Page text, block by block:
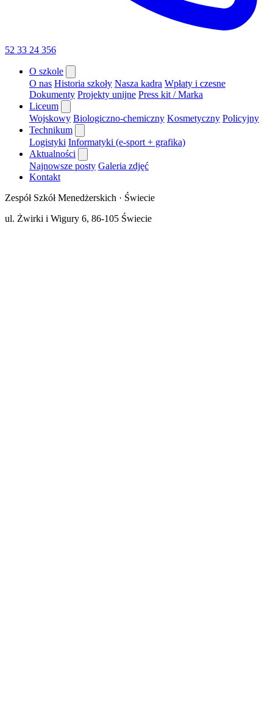
52 33 24 356
O szkole
O nas Historia szkoły Nasza kadra Wpłaty i czesne
Dokumenty Projekty unijne Press kit / Marka
Liceum
Wojskowy Biologiczno-chemiczny Kosmetyczny Policyjny
Technikum
Logistyki Informatyki (e-sport + grafika)
Aktualności
Najnowsze posty Galeria zdjęć
Kontakt
Zespół Szkół Menedżerskich · Świecie
ul. Żwirki i Wigury 6, 86-105 Świecie